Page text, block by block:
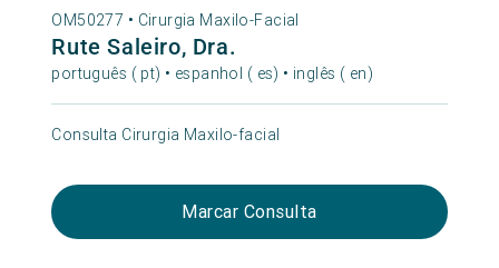
OM50277 • Cirurgia Maxilo-Facial
Rute Saleiro, Dra.
português ( pt) • espanhol ( es) • inglês ( en)
Consulta Cirurgia Maxilo-facial
Marcar Consulta